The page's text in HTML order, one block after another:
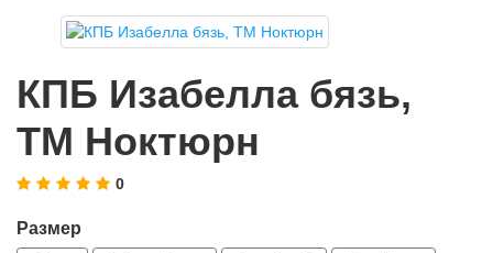
КПБ Изабелла бязь,
ТМ Ноктюрн
0
Размер